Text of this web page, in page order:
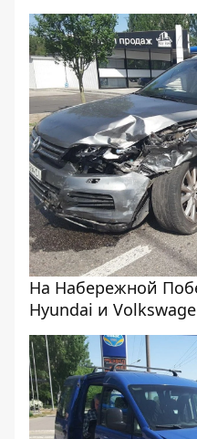
На Набережной
Hyundai и